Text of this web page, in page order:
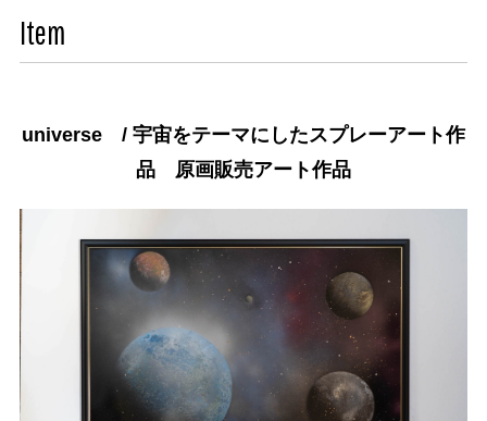
Item
universe / 宇宙をテーマにしたスプレーアート作
品 原画販売アート作品